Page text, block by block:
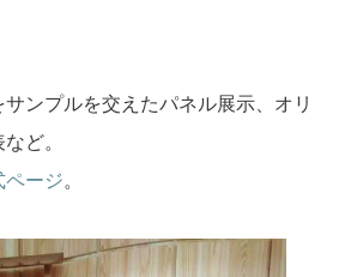
ンプルを交えたパネル展示、オリ
ど。
ページ。